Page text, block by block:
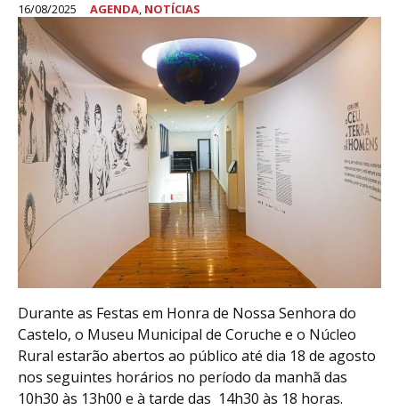
16/08/2025 AGENDA, NOTÍCIAS
Durante as Festas em Honra de Nossa Senhora do
Castelo, o Museu Municipal de Coruche e o Núcleo
Rural estarão abertos ao público até dia 18 de agosto
nos seguintes horários no período da manhã das
10h30 às 13h00 e à tarde das 14h30 às 18 horas.